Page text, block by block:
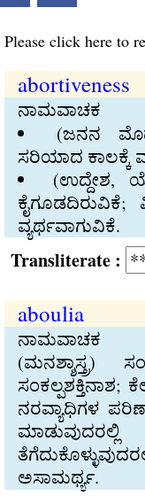
Please click here to
abortiveness
ನಾಮವಾಚಕ
(ಜನನ
ಸರಿಯಾದ ಕಾಲಕ್ಕೆ
(ಉದ್ದೇಶ,
ಕೈಗೂಡದಿರುವಿಕೆ;
ವ್ಯರ್ಥವಾಗುವಿಕೆ.
:
aboulia
ನಾಮವಾಚಕ
(ಮನಶ್ಶಾಸ್ತ್ರ)
ನರವ್ಯಾಧಿಗಳ
ಅಸಾಮರ್ಥ್ಯ.